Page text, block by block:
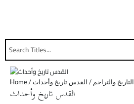
Home/ التاريخ والتراجم / القدس تاريخ وأحداث
القدس تاريخ وأحداث